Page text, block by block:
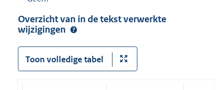
Overzicht van in de tekst verwerkte
wijzigingen
Toon volledige tabel